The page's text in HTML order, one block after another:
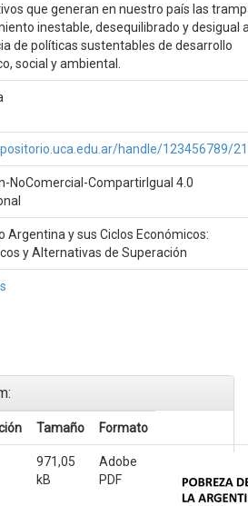
que generan en nuestro país las
inestable, desequilibrado y desigual
de políticas sustentables de desarrollo
social y ambiental.
handle/123456789/
NoComercial-CompartirIgual 4.0
Argentina y sus Ciclos Económicos:
y Alternativas de Superación
Tamaño Formato
971,05
kB
Adobe
PDF